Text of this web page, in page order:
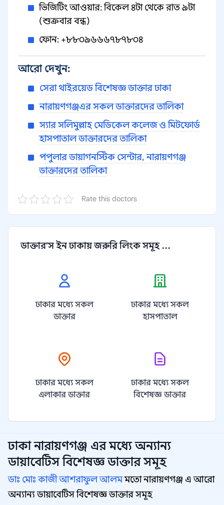
ভিজিটিং আওয়ার: বিকেল ৪টা থেকে রাত ৯টা
(শুক্রবার বন্ধ)
ফোন: +৮৮০৯৬৬৬৭৮৭৮০৪
আরো দেখুন:
সেরা থাইরয়েড বিশেষজ্ঞ ডাক্তার ঢাকা
নারায়ণগঞ্জএর সকল ডাক্তারদের তালিকা
স্যার সলিমুল্লাহ মেডিকেল কলেজ ও মিটফোর্ড
হাসপাতাল ডাক্তারদের তালিকা
পপুলার ডায়াগনস্টিক সেন্টার, নারায়ণগঞ্জ
ডাক্তারদের তালিকা
Rate this doctors
ডাক্তার'স ইন ঢাকায় জরুরি লিংক সমূহ ...
ঢাকার মধ্যে সকল
ডাক্তার
ঢাকার মধ্যে সকল
হাসপাতাল
ঢাকার মধ্যে সকল
এলাকার ডাক্তার
ঢাকার মধ্যে সকল
বিশেষজ্ঞ ডাক্তার
ঢাকা নারায়ণগঞ্জ এর মধ্যে অন্যান্য
ডায়াবেটিস বিশেষজ্ঞ ডাক্তার সমূহ
ডাঃ মোঃ কাজী আশরাফুল আলমমতো নারায়ণগঞ্জ এ আরো
অন্যান্য ডায়াবেটিস বিশেষজ্ঞ ডাক্তার সমূহ